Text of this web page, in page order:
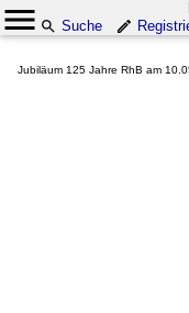
Suche
Jubiläum 125 Jahre RhB am